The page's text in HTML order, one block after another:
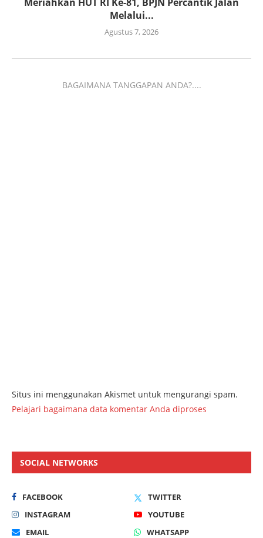
Melalui...
Agustus 7, 2026
BAGAIMANA TANGGAPAN ANDA?....
Situs ini menggunakan Akismet untuk mengurangi spam.
Pelajari bagaimana data komentar Anda diproses
SOCIAL NETWORKS
FACEBOOK
TWITTER
INSTAGRAM
YOUTUBE
EMAIL
WHATSAPP